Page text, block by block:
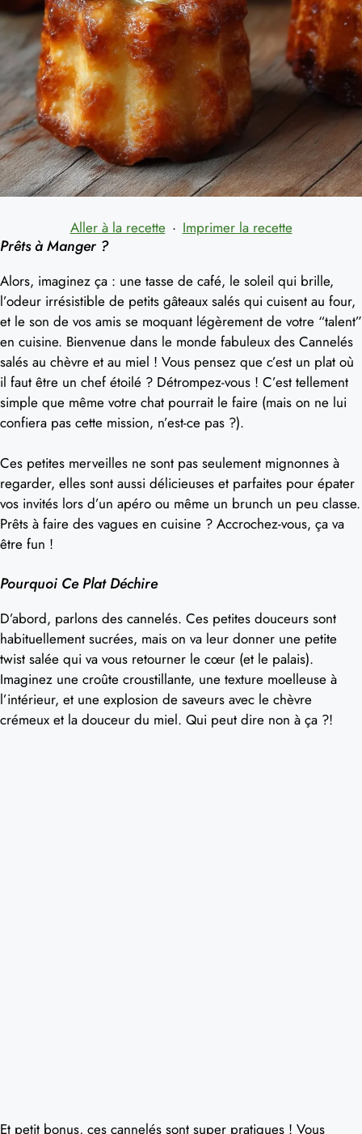
Aller à la recette · Imprimer la recette
Prêts à Manger ?
Alors, imaginez ça : une tasse de café, le soleil qui brille,
l’odeur irrésistible de petits gâteaux salés qui cuisent au four,
et le son de vos amis se moquant légèrement de votre “talent”
en cuisine. Bienvenue dans le monde fabuleux des Cannelés
salés au chèvre et au miel ! Vous pensez que c’est un plat où
il faut être un chef étoilé ? Détrompez-vous ! C’est tellement
simple que même votre chat pourrait le faire (mais on ne lui
confiera pas cette mission, n’est-ce pas ?).
Ces petites merveilles ne sont pas seulement mignonnes à
regarder, elles sont aussi délicieuses et parfaites pour épater
vos invités lors d’un apéro ou même un brunch un peu classe.
Prêts à faire des vagues en cuisine ? Accrochez-vous, ça va
être fun !
Pourquoi Ce Plat Déchire
D’abord, parlons des cannelés. Ces petites douceurs sont
habituellement sucrées, mais on va leur donner une petite
twist salée qui va vous retourner le cœur (et le palais).
Imaginez une croûte croustillante, une texture moelleuse à
l’intérieur, et une explosion de saveurs avec le chèvre
crémeux et la douceur du miel. Qui peut dire non à ça ?!
Et petit bonus, ces cannelés sont super pratiques ! Vous